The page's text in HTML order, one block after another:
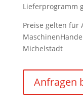
Lieferprogramm
Preise gelten für
Michelstadt
Anfragen